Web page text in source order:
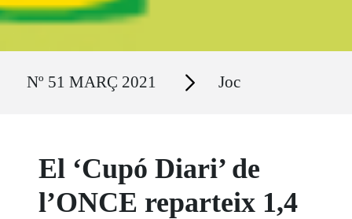
Nº 51 MARÇ 2021 Secciones Joc
El ‘Cupó Diari’ de
l’ONCE reparteix 1,4